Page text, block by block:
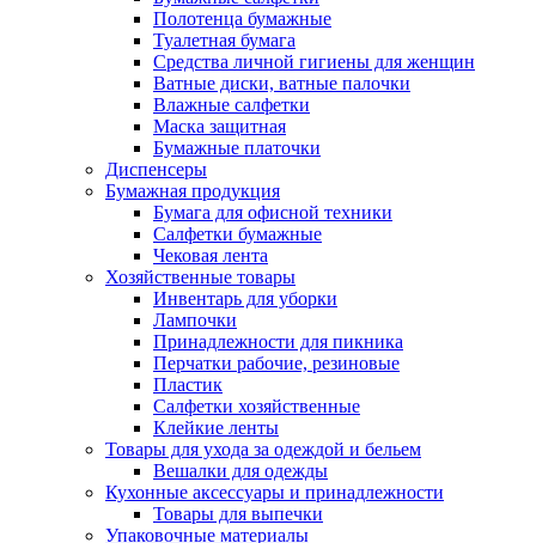
Полотенца бумажные
Туалетная бумага
Средства личной гигиены для женщин
Ватные диски, ватные палочки
Влажные салфетки
Маска защитная
Бумажные платочки
Диспенсеры
Бумажная продукция
Бумага для офисной техники
Салфетки бумажные
Чековая лента
Хозяйственные товары
Инвентарь для уборки
Лампочки
Принадлежности для пикника
Перчатки рабочие, резиновые
Пластик
Салфетки хозяйственные
Клейкие ленты
Товары для ухода за одеждой и бельем
Вешалки для одежды
Кухонные аксессуары и принадлежности
Товары для выпечки
Упаковочные материалы